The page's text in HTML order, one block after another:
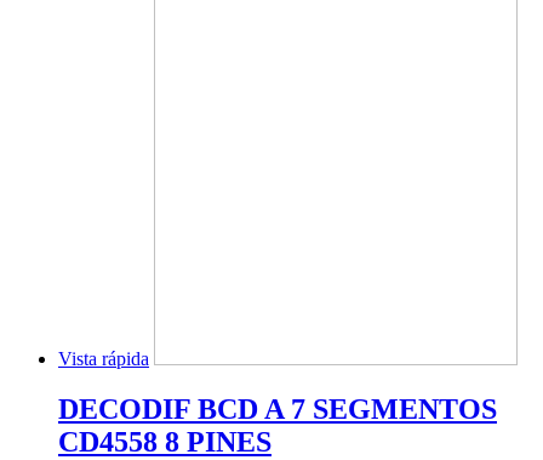
Vista rápida
DECODIF BCD A 7 SEGMENTOS
CD4558 8 PINES